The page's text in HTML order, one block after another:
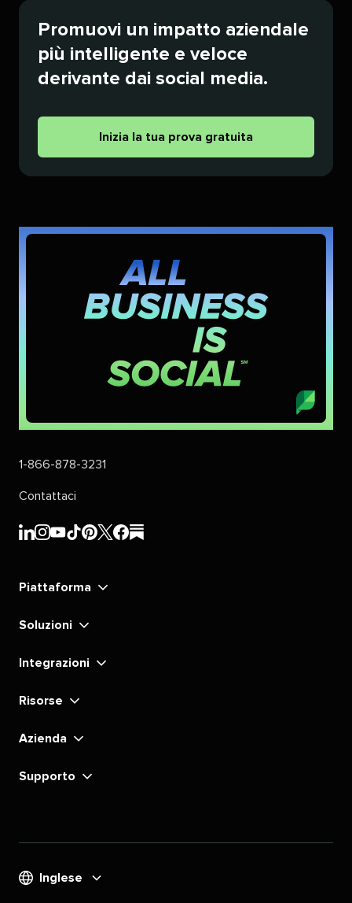
Promuovi un impatto aziendale
più intelligente e veloce
derivante dai social media.​​
Inizia la tua prova gratuita​​
1-866-878-3231​​
Contattaci​​
Sprout
LinkedIn​​
Sprout
Instagram​​
Sprout
YouTube​​
Sprout
TikTok​​
Sprout
Pinterest​​
Sprout
Sprout
Sprout
Piattaforma​​
Soluzioni​​
Integrazioni​​
Risorse​​
Azienda​​
Supporto​​
Inglese​​